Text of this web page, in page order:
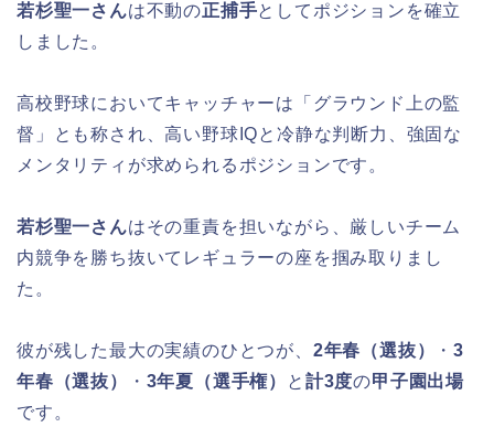
若杉聖一さんは不動の正捕手としてポジションを確立
しました。
高校野球においてキャッチャーは「グラウンド上の監
督」とも称され、高い野球IQと冷静な判断力、強固な
メンタリティが求められるポジションです。
若杉聖一さんはその重責を担いながら、厳しいチーム
内競争を勝ち抜いてレギュラーの座を掴み取りまし
た。
彼が残した最大の実績のひとつが、 2年春（選抜） ・3
年春（選抜）
・ 3年夏（選手権） と 計3度の甲子園出場
です。